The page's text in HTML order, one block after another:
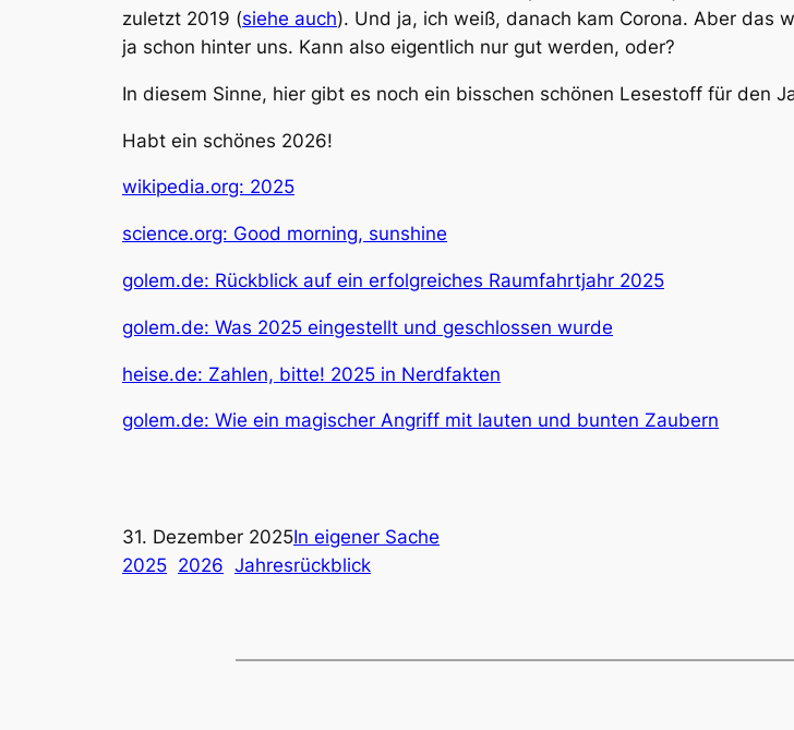
zuletzt 2019 (siehe auch). Und ja, ich weiß, danach kam Corona. Aber das
ja schon hinter uns. Kann also eigentlich nur gut werden, oder?
In diesem Sinne, hier gibt es noch ein bisschen schönen Lesestoff für den
Habt ein schönes 2026!
wikipedia.org: 2025
science.org: Good morning, sunshine
golem.de: Rückblick auf ein erfolgreiches Raumfahrtjahr 2025
golem.de: Was 2025 eingestellt und geschlossen wurde
heise.de: Zahlen, bitte! 2025 in Nerdfakten
golem.de: Wie ein magischer Angriff mit lauten und bunten Zaubern
31. Dezember 2025In eigener Sache
2025 2026 Jahresrückblick